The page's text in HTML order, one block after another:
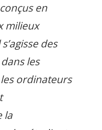
en
milieux
des
les
ordinateurs
la